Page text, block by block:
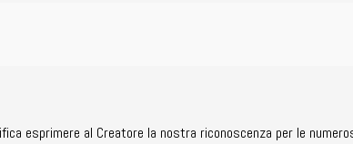
esprimere al Creatore la nostra riconoscenza per le